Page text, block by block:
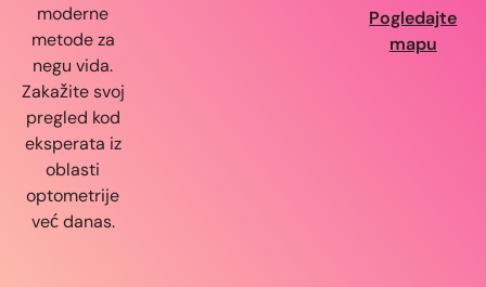
moderne
metode za
negu vida.
Zakažite svoj
pregled kod
eksperata iz
oblasti
optometrije
već danas.
Pogledajte
mapu